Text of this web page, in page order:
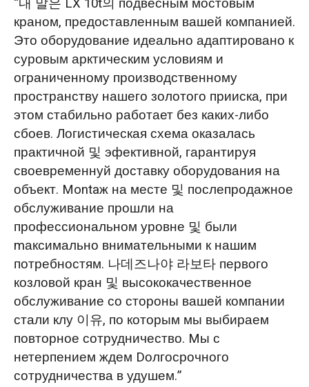
краном, предоставленным вашей компанией.
Это оборудование идеально адаптировано к
суровым арктическим условиям и
ограниченному производственному
пространству нашего золотого прииска, при
этом стабильно работает без каких-либо
сбоев. Логистическая схема оказалась
практичной 및 эфективной, гарантируя
своевременнуй доставку оборудования на
объект. Montaж на месте 및 послепродажное
обслуживание прошли на
профессиональном уровне 및 были
mаксимально внимательными к нашим
потребностям. 나데즈나야 라보타 первого
козловой кран 및 высококачественное
обслуживание со стороны вашей компании
стали клу 이유, по которым мы выбираем
повторное сотрудничество. Mы с
нетерпением ждем Dолгосрочного
сотрудничества в удушем.”